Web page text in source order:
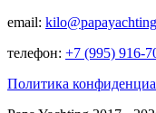
email:
телефон: +7 (995) 916-
Политика